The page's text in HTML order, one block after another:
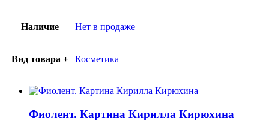
Наличие Нет в продаже
Вид товара + Косметика
Фиолент. Картина Кирилла Кирюхина